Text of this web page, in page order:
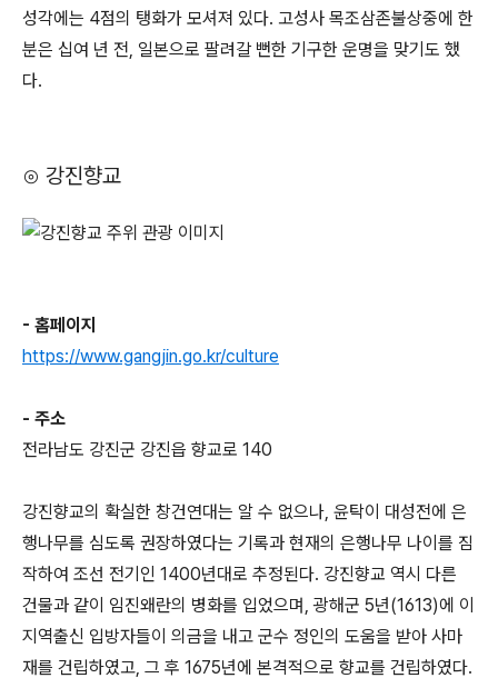
성각에는 4점의 탱화가 모셔져 있다. 고성사 목조삼존불상중에 한
분은 십여 년 전, 일본으로 팔려갈 뻔한 기구한 운명을 맞기도 했
다.
⊙ 강진향교
- 홈페이지
https://www.gangjin.go.kr/culture
- 주소
전라남도 강진군 강진읍 향교로 140
강진향교의 확실한 창건연대는 알 수 없으나, 윤탁이 대성전에 은
행나무를 심도록 권장하였다는 기록과 현재의 은행나무 나이를 짐
작하여 조선 전기인 1400년대로 추정된다. 강진향교 역시 다른
건물과 같이 임진왜란의 병화를 입었으며, 광해군 5년(1613)에 이
지역출신 입방자들이 의금을 내고 군수 정인의 도움을 받아 사마
재를 건립하였고, 그 후 1675년에 본격적으로 향교를 건립하였다.